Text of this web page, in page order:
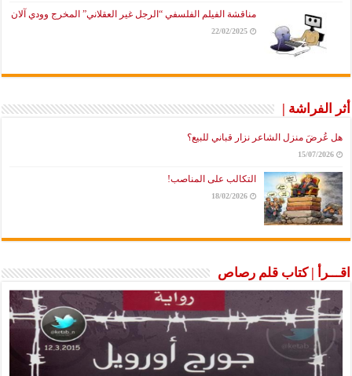
مناقشة الفيلم الفلسفي “الرجل غير العقلاني” المخرج وودي آلان
22/02/2025
أثر الفراشة |
هل عُرضَ منزل الشاعر نزار قباني للبيع؟
15/07/2026
التكالب على المناصب!
18/02/2026
اقـــرأ | كتاب قلم رصاص